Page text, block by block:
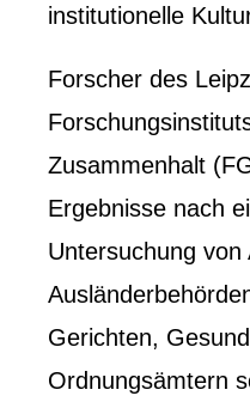
institutionelle
Forscher des
Zusammenhalt
Ergebnisse nach
Untersuchung von
Gerichten,
Ordnungsämtern